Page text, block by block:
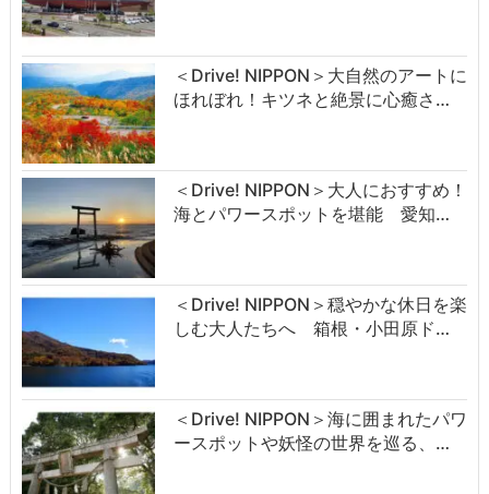
＜Drive! NIPPON＞大自然のアートに
ほれぼれ！キツネと絶景に心癒さ…
＜Drive! NIPPON＞大人におすすめ！
海とパワースポットを堪能 愛知…
＜Drive! NIPPON＞穏やかな休日を楽
しむ大人たちへ 箱根・小田原ド…
＜Drive! NIPPON＞海に囲まれたパワ
ースポットや妖怪の世界を巡る、…